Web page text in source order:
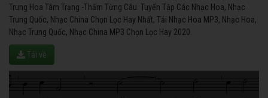
Trung Hoa Tâm Trạng -Thấm Từng Câu. Tuyển Tập Các Nhạc Hoa, Nhạc
Trung Quốc, Nhạc China Chọn Lọc Hay Nhất, Tải Nhạc Hoa MP3, Nhạc Hoa,
Nhạc Trung Quốc, Nhạc China MP3 Chọn Lọc Hay 2020.
Tải về